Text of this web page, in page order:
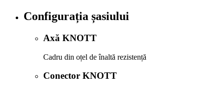
Configurația șasiului
Axă KNOTT
Cadru din oțel de înaltă rezistență
Conector KNOTT